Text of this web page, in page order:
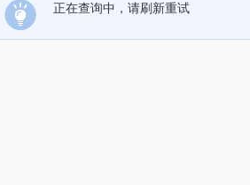
正在查询中，请刷新重试